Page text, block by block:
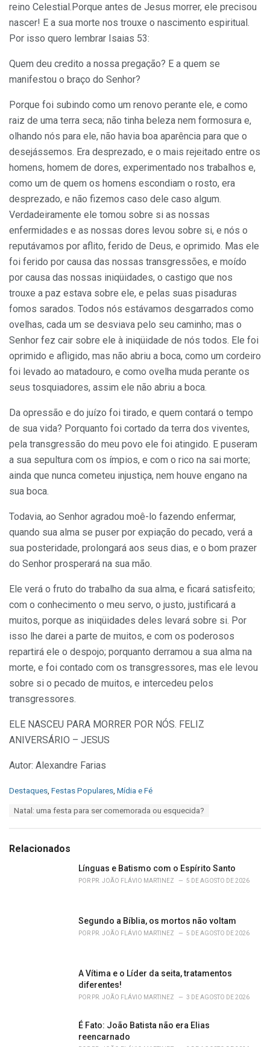
reino Celestial.Porque antes de Jesus morrer, ele precisou
nascer! E a sua morte nos trouxe o nascimento espiritual.
Por isso quero lembrar Isaias 53:
Quem deu credito a nossa pregação? E a quem se
manifestou o braço do Senhor?
Porque foi subindo como um renovo perante ele, e como
raiz de uma terra seca; não tinha beleza nem formosura e,
olhando nós para ele, não havia boa aparência para que o
desejássemos. Era desprezado, e o mais rejeitado entre os
homens, homem de dores, experimentado nos trabalhos e,
como um de quem os homens escondiam o rosto, era
desprezado, e não fizemos caso dele caso algum.
Verdadeiramente ele tomou sobre si as nossas
enfermidades e as nossas dores levou sobre si, e nós o
reputávamos por aflito, ferido de Deus, e oprimido. Mas ele
foi ferido por causa das nossas transgressões, e moído
por causa das nossas iniqüidades, o castigo que nos
trouxe a paz estava sobre ele, e pelas suas pisaduras
fomos sarados. Todos nós estávamos desgarrados como
ovelhas, cada um se desviava pelo seu caminho; mas o
Senhor fez cair sobre ele à iniqüidade de nós todos. Ele foi
oprimido e afligido, mas não abriu a boca, como um cordeiro
foi levado ao matadouro, e como ovelha muda perante os
seus tosquiadores, assim ele não abriu a boca.
Da opressão e do juízo foi tirado, e quem contará o tempo
de sua vida? Porquanto foi cortado da terra dos viventes,
pela transgressão do meu povo ele foi atingido. E puseram
a sua sepultura com os ímpios, e com o rico na sai morte;
ainda que nunca cometeu injustiça, nem houve engano na
sua boca.
Todavia, ao Senhor agradou moê-lo fazendo enfermar,
quando sua alma se puser por expiação do pecado, verá a
sua posteridade, prolongará aos seus dias, e o bom prazer
do Senhor prosperará na sua mão.
Ele verá o fruto do trabalho da sua alma, e ficará satisfeito;
com o conhecimento o meu servo, o justo, justificará a
muitos, porque as iniqüidades deles levará sobre si. Por
isso lhe darei a parte de muitos, e com os poderosos
repartirá ele o despojo; porquanto derramou a sua alma na
morte, e foi contado com os transgressores, mas ele levou
sobre si o pecado de muitos, e intercedeu pelos
transgressores.
ELE NASCEU PARA MORRER POR NÓS. FELIZ
ANIVERSÁRIO – JESUS
Autor: Alexandre Farias
C
o
Destaques Festas Populares Mídia e Fé
:
Natal: uma festa para ser comemorada ou esquecida?
Relacionados
Línguas e Batismo com o Espírito Santo
POR PR. JOÃO FLÁVIO MARTINEZ 5 DE AGOSTO DE 2026
Segundo a Bíblia, os mortos não voltam
POR PR. JOÃO FLÁVIO MARTINEZ 5 DE AGOSTO DE 2026
A Vítima e o Líder da seita, tratamentos
diferentes!
POR PR. JOÃO FLÁVIO MARTINEZ 3 DE AGOSTO DE 2026
É Fato: João Batista não era Elias
reencarnado